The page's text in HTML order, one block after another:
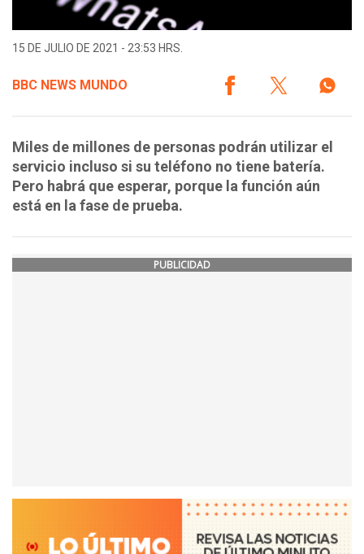
15 DE JULIO DE 2021 - 23:53 HRS.
BBC NEWS MUNDO
Miles de millones de personas podrán utilizar el
servicio incluso si su teléfono no tiene batería.
Pero habrá que esperar, porque la función aún
está en la fase de prueba.
PUBLICIDAD